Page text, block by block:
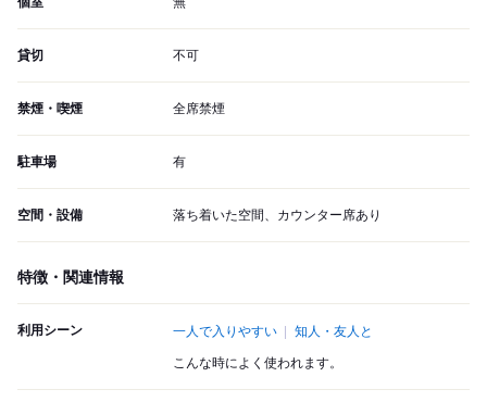
貸切 不可
禁煙・喫煙 全席禁煙
駐車場 有
空間・設備 落ち着いた空間、カウンター席あり
特徴・関連情報
利用シーン 一人で入りやすい 知人・友人と
こんな時によく使われます。